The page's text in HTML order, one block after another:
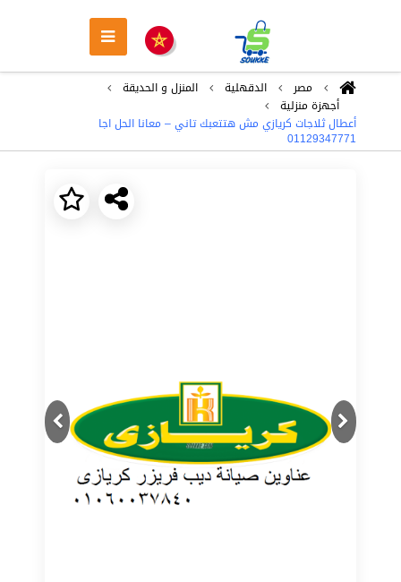
مصر الدقهلية
المنزل و الحديقة
أجهزة منزلية
أعطال ثلاجات كريازي مش هتتعبك تاني – معانا الحل اجا
01129347771
Previous
Next